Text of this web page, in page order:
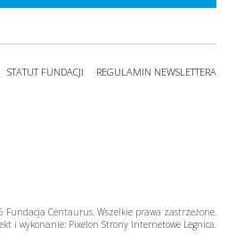
Fundacja Centaurus. Wszelkie prawa zastrzeżone.
i wykonanie: Pixelon Strony Internetowe Legnica.
STATUT FUNDACJI REGULAMIN NEWSLETTERA